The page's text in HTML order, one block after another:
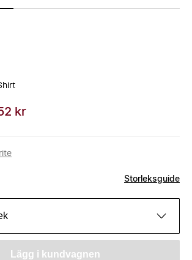
kr
Storleksguide
Lägg i kundvagnen